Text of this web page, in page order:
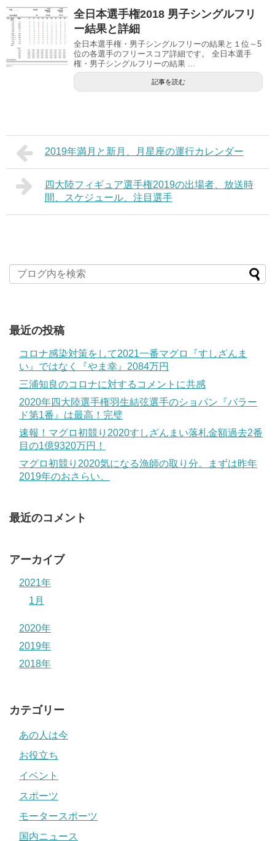
全日本選手権2018 男子シングルフリ
ー結果と詳細
全日本選手権・男子シングルフリーの結果と１位～5
位の各選手のフリースコア詳細です。 全日本選手
権・男子シングルフリーの結果 ...
記事を読む
2019年満月と新月、月星座の運行カレンダー
四大陸フィギュア選手権2019の出場者、放送時
間、スケジュール、注目選手
最近の投稿
コロナ感染対策をして2021一番マグロ『すしざんま
い』ではなく『やま幸』2084万円
三浦知良のコロナに対するコメントに共感
2020年四大陸選手権羽生結弦選手のショパン『バラー
ド第1番』は最高！完璧
速報！マグロ初競り2020すしざんまい落札金額過去2番
目の1億9320万円！
マグロ初競り2020気になる漁師の取り分。まずは昨年
2019年のおさらい。
最近のコメント
アーカイブ
2021年
1月
2020年
2019年
2018年
カテゴリー
あの人は今
お役立ち
イベント
スポーツ
モータースポーツ
国内ニュース